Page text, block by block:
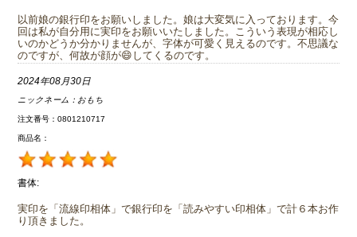
以前娘の銀行印をお願いしました。娘は大変気に入っております。今
回は私が自分用に実印をお願いいたしました。こういう表現が相応し
いのかどうか分かりませんが、字体が可愛く見えるのです。不思議な
のですが、何故が顔が😄してくるのです。
2024年08月30日
ニックネーム： おもち
注文番号：0801210717
商品名：
書体:
実印を「流線印相体」で銀行印を「読みやすい印相体」で計６本お作
り頂きました。